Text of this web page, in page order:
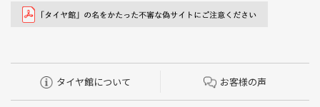
タイヤ館について お客様の声